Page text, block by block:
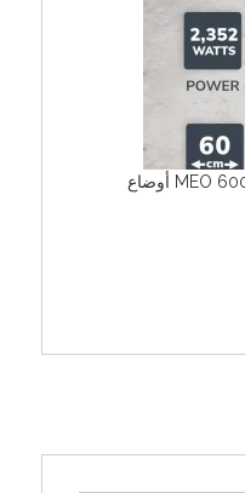
فرن كهربائي مدمج 60 سم من ميلن MEO 6001 WH 7 أوضاع